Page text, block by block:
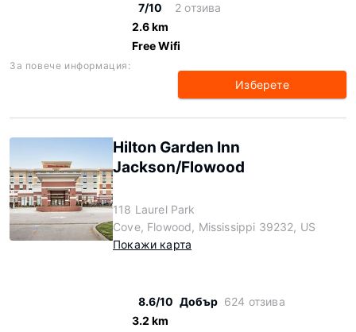
7/10
2 отзива
2.6 km
Free Wifi
За повече информация:
Изберете
Hilton Garden Inn
Jackson/Flowood
118 Laurel Park
Cove, Flowood, Mississippi 39232, US
Покажи карта
8.6/10 Добър 624 отзива
3.2 km